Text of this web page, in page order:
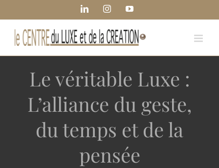
au
contenu
LinkedInInstagramYouTube
Le véritable Luxe :
L’alliance du geste,
du temps et de la
pensée
Panneau de gestion des cookies